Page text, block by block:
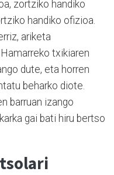
zortziko handiko
handiko ofizioa.
ariketa
txikiaren
dute, eta horren
beharko diote.
barruan izango
gai bati hiru bertso